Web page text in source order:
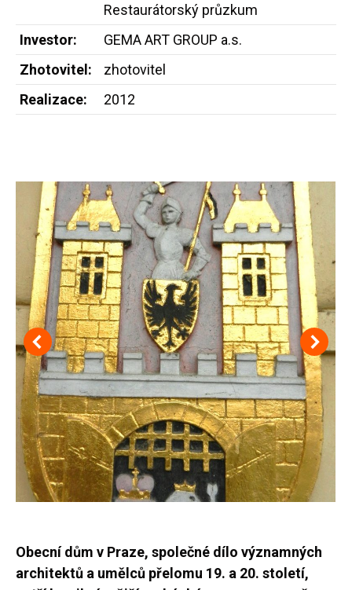
Restaurátorský průzkum
Investor:
GEMA ART GROUP a.s.
Zhotovitel:
zhotovitel
Realizace:
2012
Obecní dům v Praze, společné dílo významných
architektů a umělců přelomu 19. a 20. století,